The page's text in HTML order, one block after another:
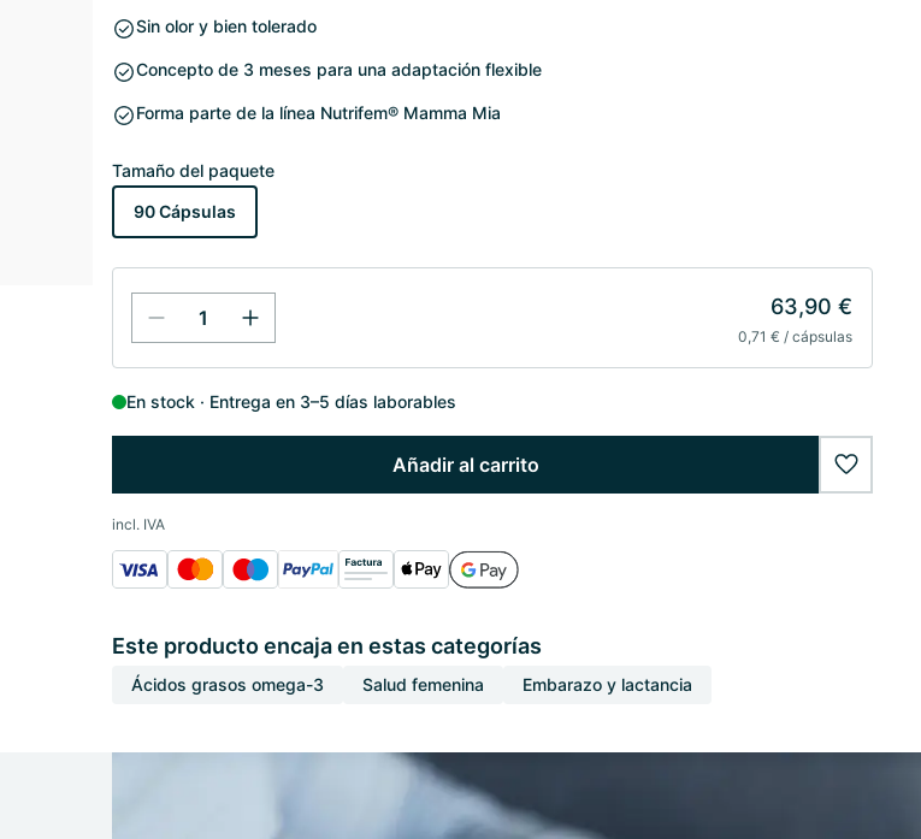
Sin olor y bien tolerado
Concepto de 3 meses para una adaptación flexible
Forma parte de la línea Nutrifem® Mamma Mia
Tamaño del paquete
90 Cápsulas
63,90 €
0,71 € / cápsulas
En stock Entrega en 3–5 días laborables
Añadir al carrito
incl. IVA
Este producto encaja en estas categorías
Ácidos grasos omega-3 Salud femenina Embarazo y lactancia